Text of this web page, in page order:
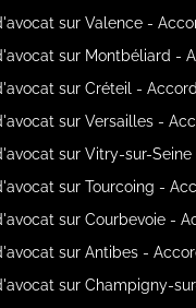
sur Valence -
sur Montbéliard -
sur Créteil -
sur Versailles -
sur Vitry-sur-
sur Tourcoing -
sur Courbevoie -
sur Antibes -
sur Champigny-